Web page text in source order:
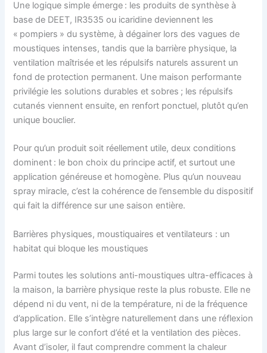
Une logique simple émerge : les produits de synthèse à
base de DEET, IR3535 ou icaridine deviennent les
« pompiers » du système, à dégainer lors des vagues de
moustiques intenses, tandis que la barrière physique, la
ventilation maîtrisée et les répulsifs naturels assurent un
fond de protection permanent. Une maison performante
privilégie les solutions durables et sobres ; les répulsifs
cutanés viennent ensuite, en renfort ponctuel, plutôt qu’en
unique bouclier.
Pour qu’un produit soit réellement utile, deux conditions
dominent : le bon choix du principe actif, et surtout une
application généreuse et homogène. Plus qu’un nouveau
spray miracle, c’est la cohérence de l’ensemble du dispositif
qui fait la différence sur une saison entière.
Barrières physiques, moustiquaires et ventilateurs : un
habitat qui bloque les moustiques
Parmi toutes les solutions anti-moustiques ultra-efficaces à
la maison, la barrière physique reste la plus robuste. Elle ne
dépend ni du vent, ni de la température, ni de la fréquence
d’application. Elle s’intègre naturellement dans une réflexion
plus large sur le confort d’été et la ventilation des pièces.
Avant d’isoler, il faut comprendre comment la chaleur